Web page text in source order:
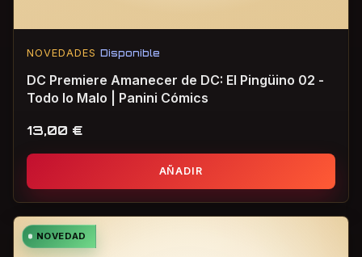
NOVEDADES Disponible
DC Premiere Amanecer de DC: El Pingüino 02 -
Todo lo Malo | Panini Cómics
13,00 €
AÑADIR
NOVEDAD